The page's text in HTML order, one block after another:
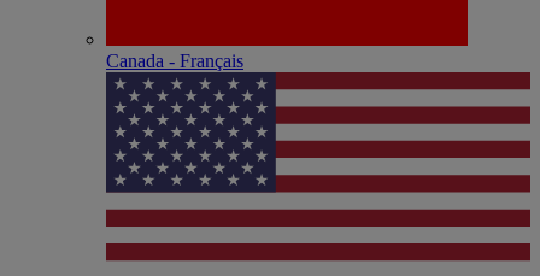
Canada - Français